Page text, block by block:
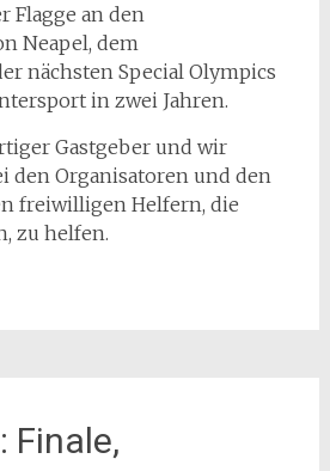
Flagge an den
Neapel, dem
nächsten Special Olympics
in zwei Jahren.
Gastgeber und wir
den Organisatoren und den
freiwilligen Helfern, die
zu helfen.
Finale,